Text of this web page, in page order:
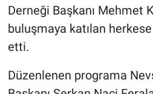
Derneği Başkanı Mehmet
buluşmaya katılan
etti.
Düzenlenen programa